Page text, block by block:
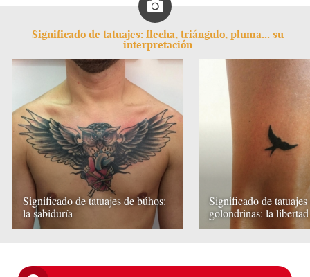
Significado de tatuajes: flecha, triángulo, pluma... su
interpretación
Significado de tatuajes de búhos:
la sabiduría
Significado de
golondrinas: la